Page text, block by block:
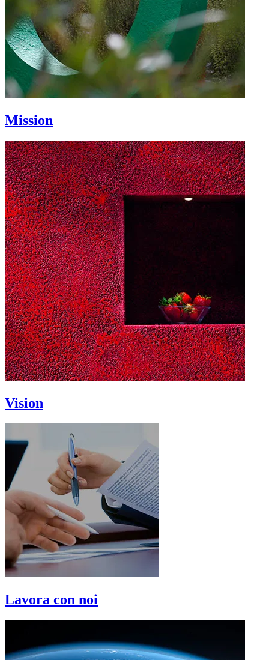
Mission
Vision
Lavora con noi